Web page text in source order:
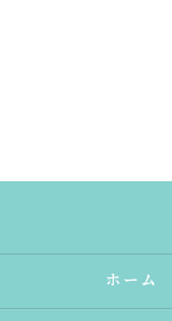
ホーム